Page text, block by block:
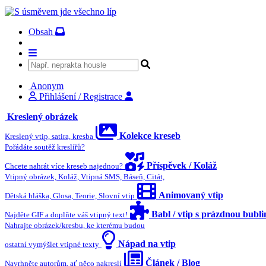
Obsah
Anonym
Přihlášení / Registrace
Kreslený obrázek
Kreslený vtip, satira, kresba Kolekce kreseb
Pořádáte soutěž kreslířů?
Chcete nahrát více kreseb najednou? Příspěvek / Koláž
Vtipný obrázek, Koláž, Vtipná SMS, Báseň, Citát,
Dětská hláška, Glosa, Teorie, Slovní vtip Animovaný vtip
Najděte GIF a doplňte váš vtipný text! Babl / vtip s prázdnou
Nahrajte obrázek/kresbu, ke kterému budou
ostatní vymýšlet vtipné texty Nápad na vtip
Navrhněte autorům, ať něco nakreslí Článek / Blog